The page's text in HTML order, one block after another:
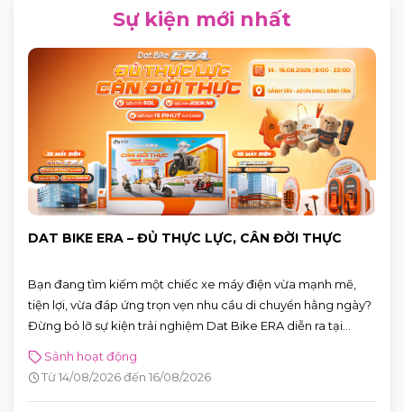
Sự kiện mới nhất
DAT BIKE ERA – ĐỦ THỰC LỰC, CÂN ĐỜI THỰC
Bạn đang tìm kiếm một chiếc xe máy điện vừa mạnh mẽ,
tiện lợi, vừa đáp ứng trọn vẹn nhu cầu di chuyển hằng ngày?
Đừng bỏ lỡ sự kiện trải nghiệm Dat Bike ERA diễn ra tại
tiếp khám phá những mẫu xe điện thế hệ mới, đăng ký lái
thử và nhận nhiều phần quà hấp dẫn.
Sảnh hoạt động
Từ 14/08/2026 đến 16/08/2026